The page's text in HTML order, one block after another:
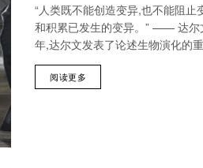
“人类既不能创造变异,也不能阻止
和积累已发生的变异。” —— 达尔
年,达尔文发表了论述生物演化的
阅读更多